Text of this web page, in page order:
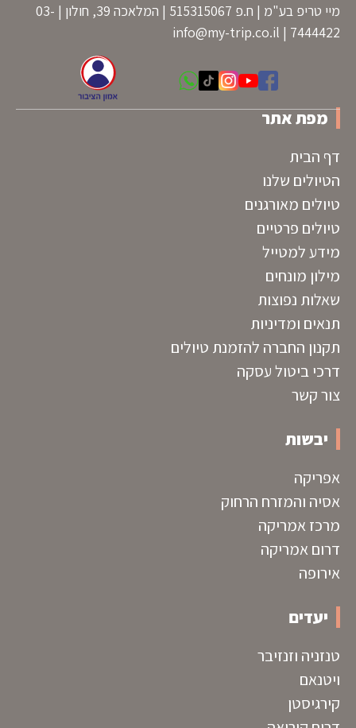
מיי טריפ בע"מ | ח.פ 515315067 | המלאכה 39, חולון | 03-
7444422 |
info@my-trip.co.il
מפת אתר
דף הבית
הטיולים שלנו
טיולים מאורגנים
טיולים פרטיים
מידע למטייל
מילון מונחים
שאלות נפוצות
תנאים ומדיניות
תקנון החברה להזמנת טיולים
דרכי ביטול עסקה
צור קשר
יבשות
אפריקה
אסיה והמזרח הרחוק
מרכז אמריקה
דרום אמריקה
אירופה
יעדים
טנזניה וזנזיבר
ויטנאם
קירגיסטן